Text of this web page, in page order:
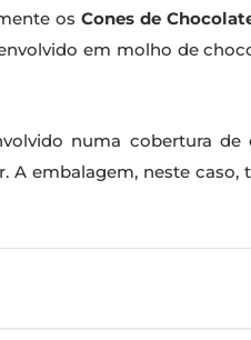
osCones de
em molho de
numa cobertura de
embalagem, neste caso,